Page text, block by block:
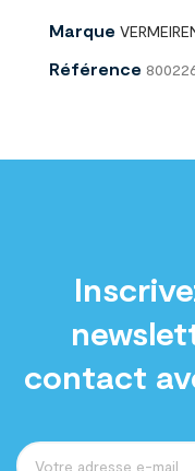
Marque
Référence
contact